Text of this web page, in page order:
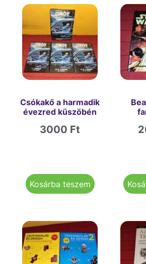
Csókakő a harmadik
évezred küszöbén
3000 Ft
Kosárba teszem